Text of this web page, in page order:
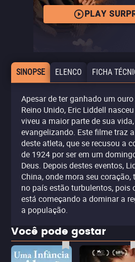
PLAY
SINOPSE ELENCO FICHA
Apesar de ter ganhado um
Reino Unido, Eric Liddell
viveu a maior parte de sua
evangelizando. Este filme traz
deste atleta, que se recusou a
de 1924 por ser em um
Deus. Depois destes eventos,
China, onde mora seu
no país estão turbulentos, pois
está começando a dominar a
a população.
Você pode gostar